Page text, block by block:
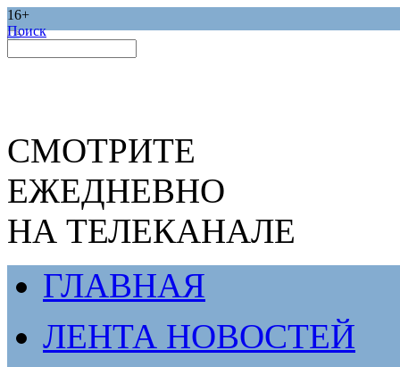
16+
Поиск
СМОТРИТЕ
ЕЖЕДНЕВНО
НА ТЕЛЕКАНАЛЕ
ГЛАВНАЯ
ЛЕНТА НОВОСТЕЙ